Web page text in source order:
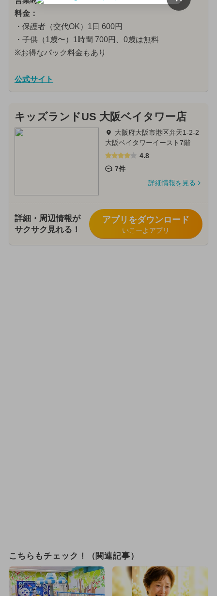
料金：
・保護者（交代OK）1日 600円
・子供（1歳〜）1時間 700円、0歳は無料
※お得なパック料金もあり
公式サイト
キッズランドUS 大阪ベイタワー店
大阪府大阪市港区弁天1-2-2
大阪ベイタワーイースト7階
4.8
7件
詳細情報を見る
詳細・周辺情報が
サクサク見れる！
アプリをダウンロード
いこーよアプリ
こちらもチェック！（関連記事）